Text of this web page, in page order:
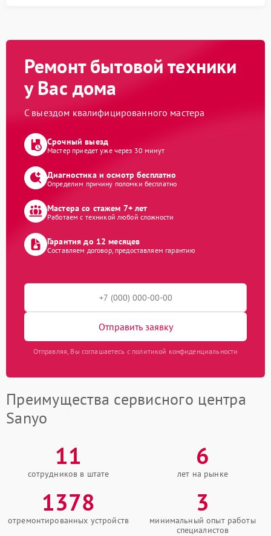
Ремонт бытовой техники
у Вас дома
С выездом квалифицированного мастера
Срочный выезд
Мастер приедет уже через 30 минут
Диагностика и осмотр бесплатно
Определим причину поломки бесплатно
Мастера со стажем 7+ лет
Работаем с техникой любой сложности
Гарантия до 12 месяцев
Составляем договор, предоставляем гарантию
Отправить заявку
Отправляя, Вы соглашаетесь с политикой конфиденциальности
Преимущества сервисного центра
Sanyo
11
сотрудников в штате
6
лет на рынке
1378
отремонтированных устройств
3
минимальный опыт работы
специалистов